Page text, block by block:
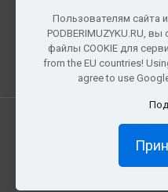
прослушиванию
г. Москва, Московская
федеральный округ, РФ,
Все права защищены.
Пользователям сайта
PODBERIMUZYKU.RU,
файлы COOKIE для
from the EU countries!
agree to use